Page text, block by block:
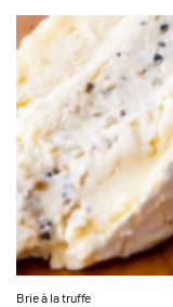
Brie à la truffe